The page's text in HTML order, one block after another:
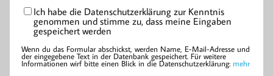
Ich habe die Datenschutzerklärung zur Kenntnis
genommen und stimme zu, dass meine Eingaben
gespeichert werden
Wenn du das Formular abschickst, werden Name, E-Mail-Adresse und
der eingegebene Text in der Datenbank gespeichert. Für weitere
Informationen wirf bitte einen Blick in die Datenschutzerklärung: mehr